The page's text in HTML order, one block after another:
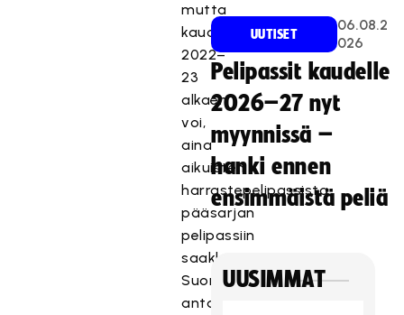
mutta
kaudesta
2022–
23
alkaen
voi,
aina
aikuisten
harrastepelipassista
pääsarjan
pelipassiin
saakka.
Suomisport
antaa
UUTISET
06.08.2
026
Pelipassit kaudelle
2026–27 nyt
myynnissä –
hanki ennen
ensimmäistä peliä
UUSIMMAT